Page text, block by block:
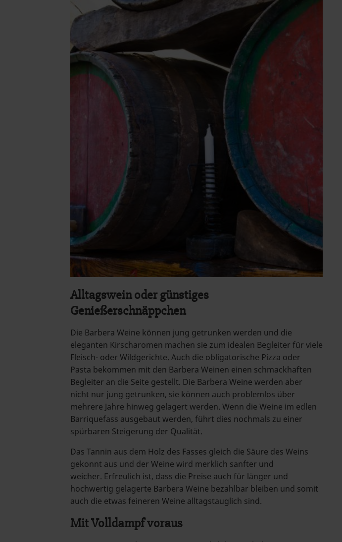
Alltagswein oder günstiges
Genießerschnäppchen
Die Barbera Weine können jung getrunken werden und die
eleganten Kirscharomen machen sie zum idealen Begleiter für viele
Fleisch- oder Wildgerichte. Auch die obligatorische Pizza oder
Pasta bekommen mit den Barbera Weinen einen schmackhaften
Begleiter an die Seite gestellt. Die Barbera Weine werden aber
nicht nur jung getrunken, sie können auch problemlos über
mehrere Jahre hinweg gelagert werden. Wenn die Weine im edlen
Barriquefass ausgebaut werden, führt dies nochmals zu einer
spürbaren Steigerung der Qualität.
Das Tannin aus dem Holz des Fasses gleich die Säure des Weins
gekonnt aus und der Weine wird merklich sanfter und
weicher. Erfreulich ist, dass die Preise auch für länger und
hochwertig gelagerte Barbera Weine bezahlbar bleiben und somit
auch die etwas feineren Weine alltagstauglich sind.
Mit Volldampf voraus